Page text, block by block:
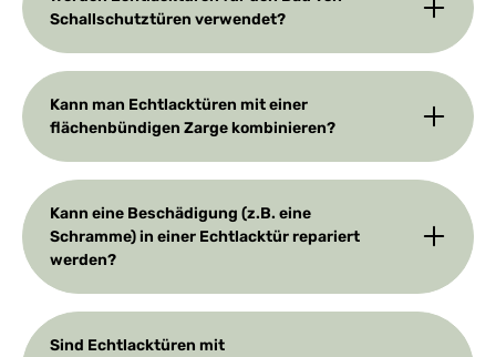
Schallschutztüren verwendet?
Kann man Echtlacktüren mit einer
flächenbündigen Zarge kombinieren?
Kann eine Beschädigung (z.B. eine
Schramme) in einer Echtlacktür repariert
werden?
Sind Echtlacktüren mit